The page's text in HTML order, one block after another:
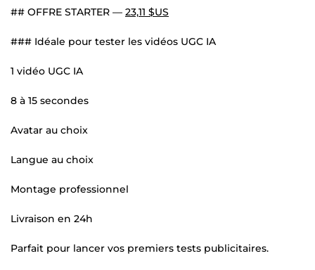
## OFFRE STARTER — 23,11 $US
### Idéale pour tester les vidéos UGC IA
1 vidéo UGC IA
8 à 15 secondes
Avatar au choix
Langue au choix
Montage professionnel
Livraison en 24h
Parfait pour lancer vos premiers tests publicitaires.